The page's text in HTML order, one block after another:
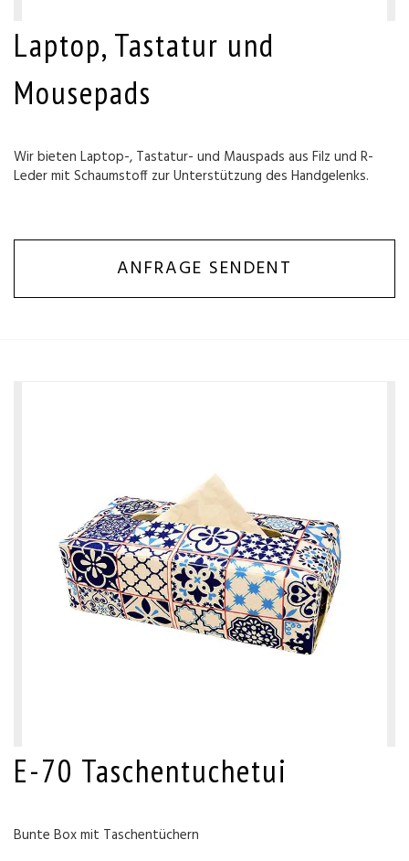
Laptop, Tastatur und
Mousepads
Wir bieten Laptop-, Tastatur- und Mauspads aus Filz und R-
Leder mit Schaumstoff zur Unterstützung des Handgelenks.
ANFRAGE SENDENT
E-70 Taschentuchetui
Bunte Box mit Taschentüchern